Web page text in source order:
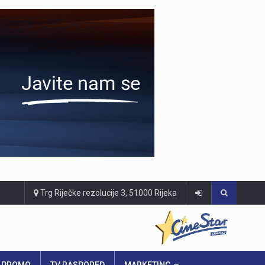
Trg Riječke rezolucije 3, 51000 Rijeka